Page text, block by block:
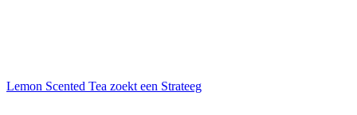
Lemon Scented Tea zoekt een Strateeg